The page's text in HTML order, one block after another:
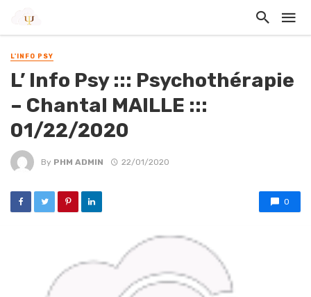
L'INFO PSY
L’ Info Psy ::: Psychothérapie
– Chantal MAILLE :::
01/22/2020
By PHM ADMIN 22/01/2020
0